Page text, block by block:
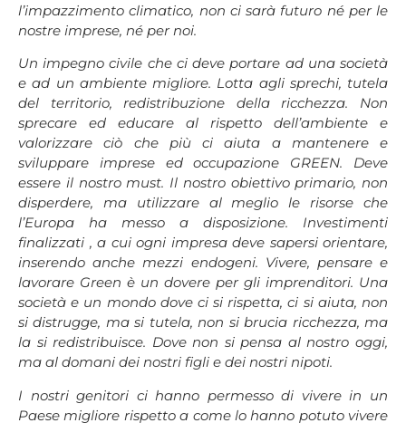
l’impazzimento climatico, non ci sarà futuro né per le
nostre imprese, né per noi.
Un impegno civile che ci deve portare ad una società
e ad un ambiente migliore. Lotta agli sprechi, tutela
del territorio, redistribuzione della ricchezza. Non
sprecare ed educare al rispetto dell’ambiente e
valorizzare ciò che più ci aiuta a mantenere e
sviluppare imprese ed occupazione GREEN. Deve
essere il nostro must. Il nostro obiettivo primario, non
disperdere, ma utilizzare al meglio le risorse che
l’Europa ha messo a disposizione. Investimenti
finalizzati , a cui ogni impresa deve sapersi orientare,
inserendo anche mezzi endogeni. Vivere, pensare e
lavorare Green è un dovere per gli imprenditori. Una
società e un mondo dove ci si rispetta, ci si aiuta, non
si distrugge, ma si tutela, non si brucia ricchezza, ma
la si redistribuisce. Dove non si pensa al nostro oggi,
ma al domani dei nostri figli e dei nostri nipoti.
I nostri genitori ci hanno permesso di vivere in un
Paese migliore rispetto a come lo hanno potuto vivere